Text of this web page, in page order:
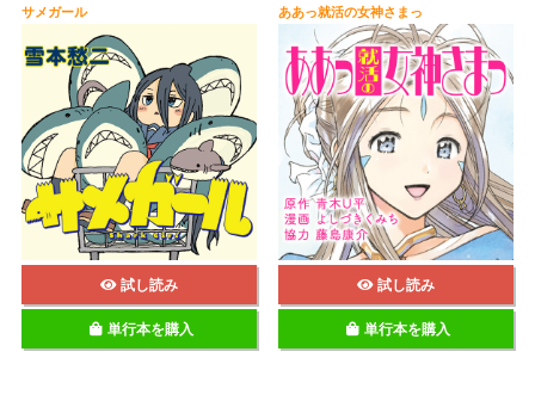
サメガール
試し読み
単行本を購入
ああっ就活の女神さまっ
試し読み
単行本を購入